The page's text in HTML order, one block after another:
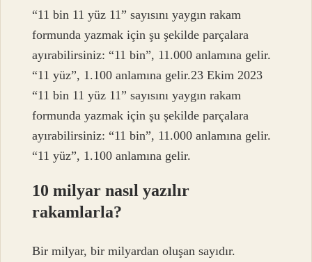
“11 bin 11 yüz 11” sayısını yaygın rakam
formunda yazmak için şu şekilde parçalara
ayırabilirsiniz: “11 bin”, 11.000 anlamına gelir.
“11 yüz”, 1.100 anlamına gelir.23 Ekim 2023
“11 bin 11 yüz 11” sayısını yaygın rakam
formunda yazmak için şu şekilde parçalara
ayırabilirsiniz: “11 bin”, 11.000 anlamına gelir.
“11 yüz”, 1.100 anlamına gelir.
10 milyar nasıl yazılır
rakamlarla?
Bir milyar, bir milyardan oluşan sayıdır.